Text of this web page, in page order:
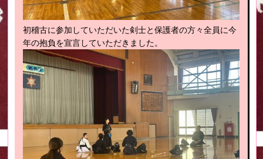
初稽古に参加していただいた剣士と保護者の方々全員に今
年の抱負を宣言していただきました。